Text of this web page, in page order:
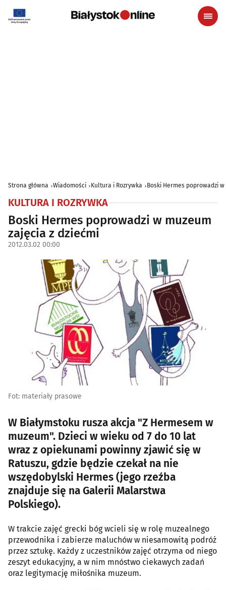
Strona główna Wiadomości Kultura i Rozrywka Boski Hermes poprowadzi
KULTURA I ROZRYWKA
Boski Hermes poprowadzi w muzeum
zajęcia z dziećmi
2012.03.02 00:00
Fot: materiały prasowe
W Białymstoku rusza akcja "Z Hermesem w
muzeum". Dzieci w wieku od 7 do 10 lat
wraz z opiekunami powinny zjawić się w
Ratuszu, gdzie będzie czekał na nie
wszędobylski Hermes (jego rzeźba
znajduje się na Galerii Malarstwa
Polskiego).
W trakcie zajęć grecki bóg wcieli się w rolę muzealnego
przewodnika i zabierze maluchów w niesamowitą podróż
przez sztukę. Każdy z uczestników zajęć otrzyma od niego
zeszyt edukacyjny, a w nim mnóstwo ciekawych zadań
oraz legitymację miłośnika muzeum.